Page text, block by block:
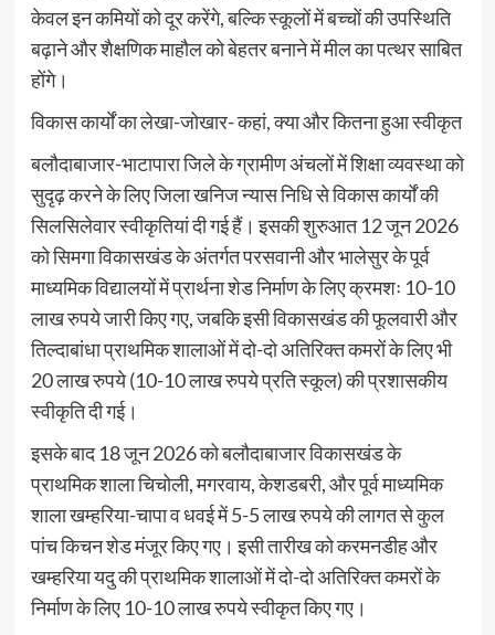
केवल इन कमियों को दूर करेंगे, बल्कि स्कूलों में बच्चों की उपस्थिति
बढ़ाने और शैक्षणिक माहौल को बेहतर बनाने में मील का पत्थर साबित
होंगे।
विकास कार्यों का लेखा-जोखार- कहां, क्या और कितना हुआ स्वीकृत
​बलौदाबाजार-भाटापारा जिले के ग्रामीण अंचलों में शिक्षा व्यवस्था को
सुदृढ़ करने के लिए जिला खनिज न्यास निधि से विकास कार्यों की
सिलसिलेवार स्वीकृतियां दी गई हैं। इसकी शुरुआत 12 जून 2026
को सिमगा विकासखंड के अंतर्गत परसवानी और भालेसुर के पूर्व
माध्यमिक विद्यालयों में प्रार्थना शेड निर्माण के लिए क्रमशः 10-10
लाख रुपये जारी किए गए, जबकि इसी विकासखंड की फूलवारी और
तिल्दाबांधा प्राथमिक शालाओं में दो-दो अतिरिक्त कमरों के लिए भी
20 लाख रुपये (10-10 लाख रुपये प्रति स्कूल) की प्रशासकीय
स्वीकृति दी गई।
इसके बाद 18 जून 2026 को बलौदाबाजार विकासखंड के
प्राथमिक शाला चिचोली, मगरवाय, केशडबरी, और पूर्व माध्यमिक
शाला खम्हरिया-चापा व धवई में 5-5 लाख रुपये की लागत से कुल
पांच किचन शेड मंजूर किए गए। इसी तारीख को करमनडीह और
खम्हरिया यदु की प्राथमिक शालाओं में दो-दो अतिरिक्त कमरों के
निर्माण के लिए 10-10 लाख रुपये स्वीकृत किए गए।